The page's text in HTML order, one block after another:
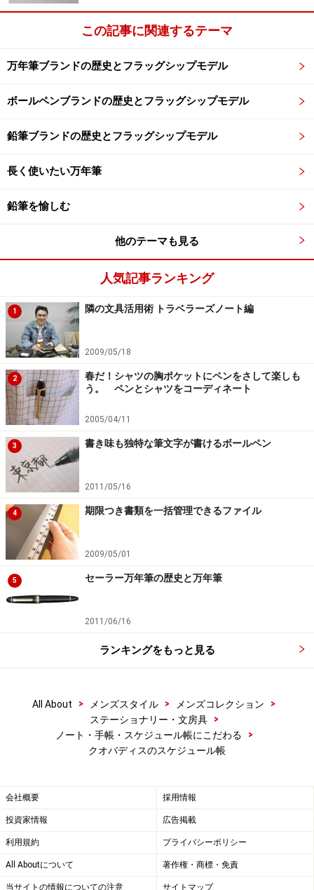
に、このドミナントという欄が設けられている。そこ
に、その日の最優先事項やメインイベントを書き込んで
いく。
その日のメインイベントを書き込める「ドミナント」
のなのかが見えにくくなってしまう。そうした時間軸の
中に埋もれてしまったメインイベントを取り出して、ド
要なのかがひと目で掴むことが出来る。私はここに、絶
対に忘れてはならない、原稿の締め切り日をはじめ、展
示会や出張などを書き込んでいる。予定を細かく見るこ
とも大事だが、大きな流れで予定を見る時に、これはと
ても役立つ。
その週に片付けたい、いわゆるTo
doリストはここに書き込んでおくここまでのところで
は、日時の決まっている予定の管理だったが、予定とい
うものは、必ずしも日時が決まっているものばかりとは
限らない。この週のうちに片付けておきたいこと、なん
てことも結構ある。例えば、先日会った方にお礼状を書
くとか、参考文献の本を買っておく、などなど。こうし
たいわゆるTo DOリストは、右側のページにある覚書欄
を利用する。あまりにもたくさんのTo doがある人は、
別にTo doリストを作成した方が良いと思うが、主だっ
たTo doを入れておくにはちょうどよいだろう。
このように、見開き2ページというコンパクトスペース
ながら色々な情報がひと目で分かるように実にうまくレ
イアウトされている。
る・・・・
※記事内容は執筆時点のものです。最新の内容をご確認くださ
2
この記事に関連するテーマ
万年筆ブランドの歴史とフラッグシップモデル
ボールペンブランドの歴史とフラッグシップモデル
鉛筆ブランドの歴史とフラッグシップモデル
長く使いたい万年筆
鉛筆を愉しむ
他のテーマも見る
人気記事ランキング
1 隣の文具活用術 トラベラーズノート編
2009/05/18
2
春だ！シャツの胸ポケットにペンをさして楽しも
う。 ペンとシャツをコーディネート
2005/04/11
3 書き味も独特な筆文字が書けるボールペン
2011/05/16
4 期限つき書類を一括管理できるファイル
2009/05/01
5 セーラー万年筆の歴史と万年筆
2011/06/16
ランキングをもっと見る
All About > メンズスタイル > メンズコレクション
>
ステーショナリー・文房具
>
ノート・手帳・スケジュール帳にこだわる
>
クオバディスのスケジュール帳
会社概要 採用情報
投資家情報 広告掲載
利用規約 プライバシーポリシー
All Aboutについて 著作権・商標・免責
当サイトの情報についての注意 サイトマップ